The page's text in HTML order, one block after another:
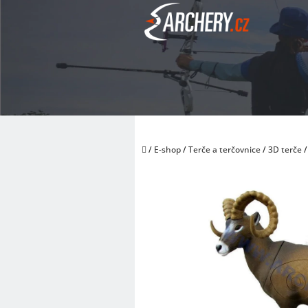
Domů
/ E-shop/Terče a terčovnice/3D terče/